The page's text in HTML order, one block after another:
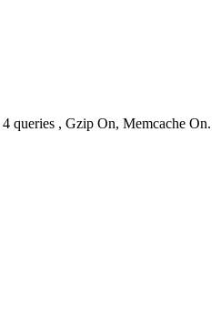
queries , Gzip On, Memcache On.